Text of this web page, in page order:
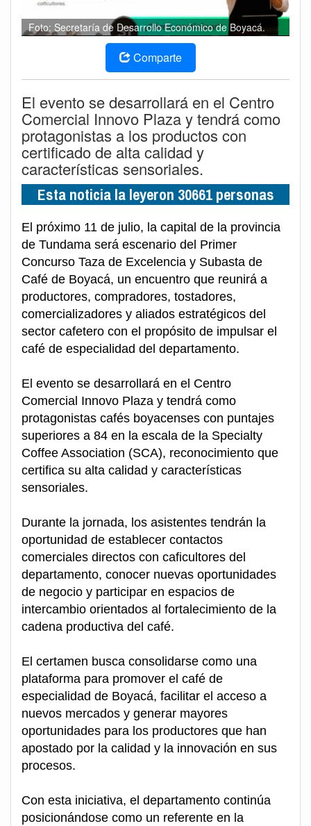
Foto: Secretaría de Desarrollo Económico de Boyacá.
Comparte
El evento se desarrollará en el Centro
Comercial Innovo Plaza y tendrá como
protagonistas a los productos con
certificado de alta calidad y
características sensoriales.
Esta noticia la leyeron 30661 personas
El próximo 11 de julio, la capital de la provincia
de Tundama será escenario del Primer
Concurso Taza de Excelencia y Subasta de
Café de Boyacá, un encuentro que reunirá a
productores, compradores, tostadores,
comercializadores y aliados estratégicos del
sector cafetero con el propósito de impulsar el
café de especialidad del departamento.
El evento se desarrollará en el Centro
Comercial Innovo Plaza y tendrá como
protagonistas cafés boyacenses con puntajes
superiores a 84 en la escala de la Specialty
Coffee Association (SCA), reconocimiento que
certifica su alta calidad y características
sensoriales.
Durante la jornada, los asistentes tendrán la
oportunidad de establecer contactos
comerciales directos con caficultores del
departamento, conocer nuevas oportunidades
de negocio y participar en espacios de
intercambio orientados al fortalecimiento de la
cadena productiva del café.
El certamen busca consolidarse como una
plataforma para promover el café de
especialidad de Boyacá, facilitar el acceso a
nuevos mercados y generar mayores
oportunidades para los productores que han
apostado por la calidad y la innovación en sus
procesos.
Con esta iniciativa, el departamento continúa
posicionándose como un referente en la